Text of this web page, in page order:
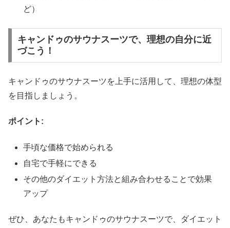
ど）
キャンドゥのサウナスーツで、理想の自分に近
づこう！
キャンドゥのサウナスーツを上手に活用して、理想の体型
を目指しましょう。
ポイント:
手頃な価格で始められる
自宅で手軽にできる
その他のダイエット方法と組み合わせることで効果
アップ
ぜひ、あなたもキャンドゥのサウナスーツで、ダイエット